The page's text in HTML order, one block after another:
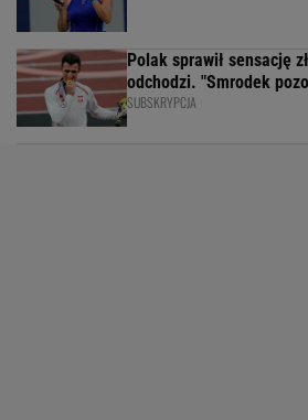
Polak sprawił sensację
odchodzi. "Smrodek
SUBSKRYPCJA